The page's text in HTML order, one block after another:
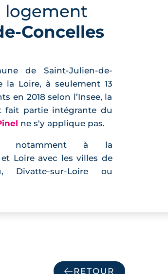
logement
Concelles
de Saint-Julien-de-
Loire, à seulement 13
en 2018 selon l’Insee, la
fait partie intégrante du
ne s'y applique pas.
notamment à la
Loire avec les villes de
Divatte-sur-Loire ou
Le Lys de la Valléeet
RETOUR